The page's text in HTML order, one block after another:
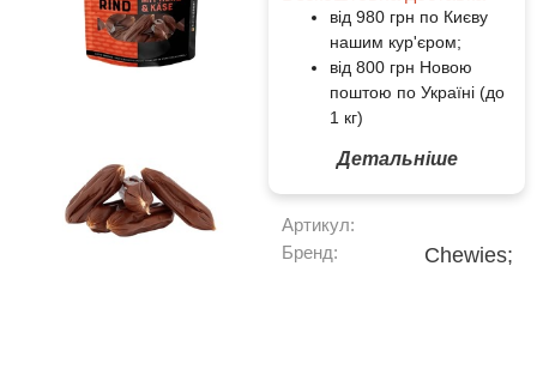
від 980 грн по Києву
нашим кур'єром;
від 800 грн Новою
поштою по Україні (до
1 кг)
Детальніше
Артикул:
Бренд:
Chewies;